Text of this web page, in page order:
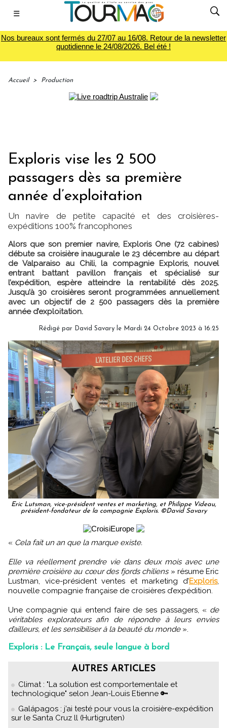
☰
Nos bureaux sont fermés du 27/07 au 16/08. Retour de la newsletter
quotidienne le 24/08/2026. Bel été !
Accueil > Production
Exploris vise les 2 500
passagers dès sa première
année d’exploitation
Un navire de petite capacité et des croisières-
expéditions 100% francophones
Alors que son premier navire, Exploris One (72 cabines)
débute sa croisière inaugurale le 23 décembre au départ
de Valparaiso au Chili, la compagnie Exploris, nouvel
entrant battant pavillon français et spécialisé sur
l’expédition, espère atteindre la rentabilité dès 2025.
Jusqu’à 30 croisières seront programmées annuellement
avec un objectif de 2 500 passagers dès la première
année d’exploitation.
Rédigé par David Savary le Mardi 24 Octobre 2023 à 16:25
Eric Lutsman, vice-président ventes et marketing, et Philippe Videau,
président-fondateur de la compagnie Exploris. ©David Savary
« Cela fait un an que la marque existe.
Elle va réellement prendre vie dans deux mois avec une
première croisière au cœur des fjords chiliens» résume Eric
Lustman, vice-président ventes et marketing d’Exploris,
nouvelle compagnie française de croisières d’expédition.
Une compagnie qui entend faire de ses passagers, « de
véritables explorateurs afin de répondre à leurs envies
d’ailleurs, et les sensibiliser à la beauté du monde».
Exploris : Le Français, seule langue à bord
AUTRES ARTICLES
Climat : "La solution est comportementale et
technologique" selon Jean-Louis Etienne 🔑
Galápagos : j’ai testé pour vous la croisière-expédition
sur le Santa Cruz ll (Hurtigruten)